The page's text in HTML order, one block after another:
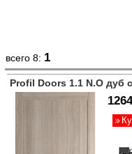
всего 8: 1
Profil Doors 1.1 N.O дуб